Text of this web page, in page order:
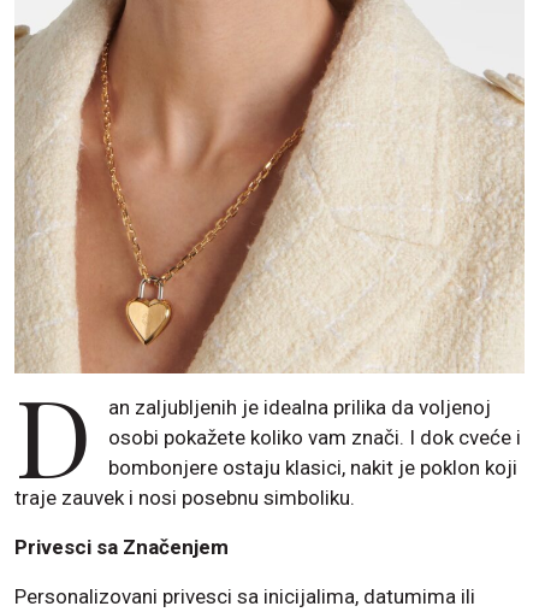
D
an zaljubljenih je idealna prilika da voljenoj
osobi pokažete koliko vam znači. I dok cveće i
bombonjere ostaju klasici, nakit je poklon koji
traje zauvek i nosi posebnu simboliku.
Privesci sa Značenjem
Personalizovani privesci sa inicijalima, datumima ili